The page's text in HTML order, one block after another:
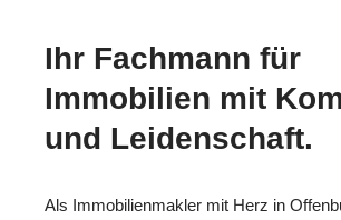
Ihr Fachmann für
Immobilien mit
und Leidenschaft.
Als Immobilienmakler mit Herz in